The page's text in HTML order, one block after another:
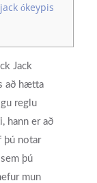
ókeypis
Jack
að hætta
reglu
hann er að
þú notar
þú
mun